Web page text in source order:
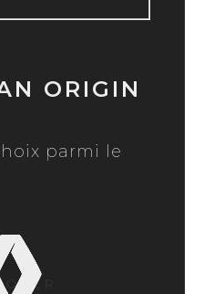
parmi le
ORIGIN